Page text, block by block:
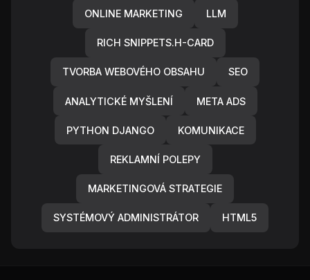
ONLINE MARKETING LLM
RICH SNIPPETS.H-CARD
TVORBA WEBOVÉHO OBSAHU SEO
ANALYTICKÉ MYŠLENÍ META ADS
PYTHON DJANGO KOMUNIKACE
REKLAMNÍ POLEPY
MARKETINGOVÁ STRATEGIE
SYSTÉMOVÝ ADMINISTRÁTOR HTML5